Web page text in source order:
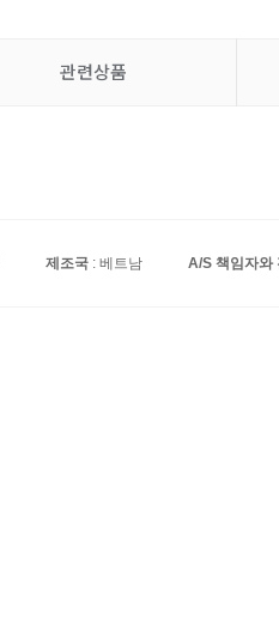
관련상품
제조국 : 베트남 A/S 책임자와